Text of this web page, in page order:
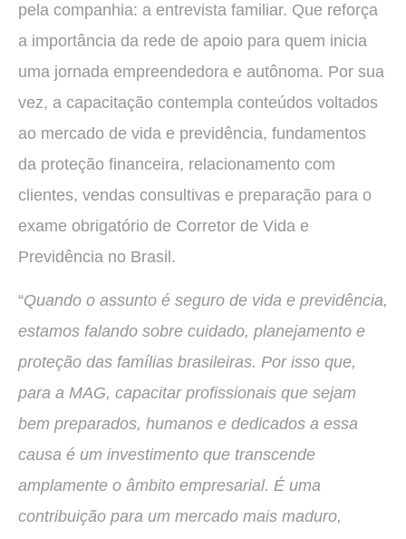
pela companhia: a entrevista familiar. Que reforça
a importância da rede de apoio para quem inicia
uma jornada empreendedora e autônoma. Por sua
vez, a capacitação contempla conteúdos voltados
ao mercado de vida e previdência, fundamentos
da proteção financeira, relacionamento com
clientes, vendas consultivas e preparação para o
exame obrigatório de Corretor de Vida e
Previdência no Brasil.
“Quando o assunto é seguro de vida e previdência,
estamos falando sobre cuidado, planejamento e
proteção das famílias brasileiras. Por isso que,
para a MAG, capacitar profissionais que sejam
bem preparados, humanos e dedicados a essa
causa é um investimento que transcende
amplamente o âmbito empresarial. É uma
contribuição para um mercado mais maduro,